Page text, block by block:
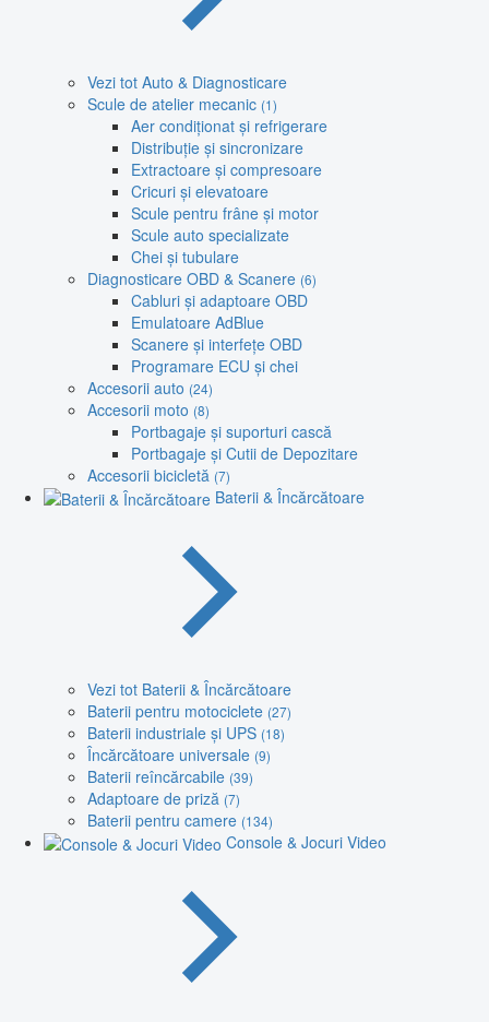
Vezi tot Auto & Diagnosticare
Scule de atelier mecanic (1)
Aer condiționat și refrigerare
Distribuție și sincronizare
Extractoare și compresoare
Cricuri și elevatoare
Scule pentru frâne și motor
Scule auto specializate
Chei și tubulare
Diagnosticare OBD & Scanere (6)
Cabluri și adaptoare OBD
Emulatoare AdBlue
Scanere și interfețe OBD
Programare ECU și chei
Accesorii auto (24)
Accesorii moto (8)
Portbagaje și suporturi cască
Portbagaje și Cutii de Depozitare
Accesorii bicicletă (7)
Baterii & Încărcătoare
Vezi tot Baterii & Încărcătoare
Baterii pentru motociclete (27)
Baterii industriale și UPS (18)
Încărcătoare universale (9)
Baterii reîncărcabile (39)
Adaptoare de priză (7)
Baterii pentru camere (134)
Console & Jocuri Video